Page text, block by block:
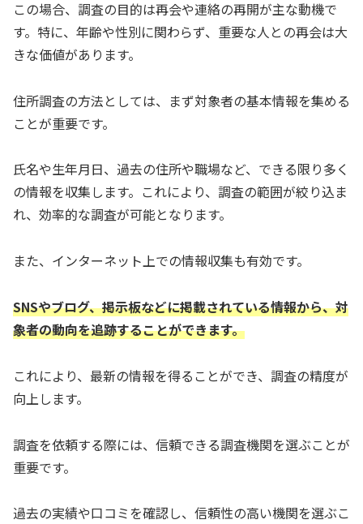
この場合、調査の目的は再会や連絡の再開が主な動機で
す。特に、年齢や性別に関わらず、重要な人との再会は大
きな価値があります。
住所調査の方法としては、まず対象者の基本情報を集める
ことが重要です。
氏名や生年月日、過去の住所や職場など、できる限り多く
の情報を収集します。これにより、調査の範囲が絞り込ま
れ、効率的な調査が可能となります。
また、インターネット上での情報収集も有効です。
SNSやブログ、掲示板などに掲載されている情報から、対
象者の動向を追跡することができます。
これにより、最新の情報を得ることができ、調査の精度が
向上します。
調査を依頼する際には、信頼できる調査機関を選ぶことが
重要です。
過去の実績や口コミを確認し、信頼性の高い機関を選ぶこ